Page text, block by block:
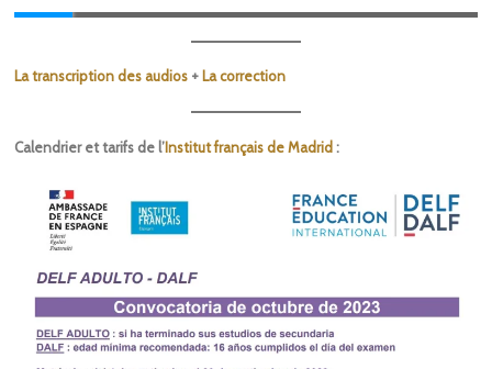
La transcription des audios + La correction
Calendrier et tarifs de l’Institut français de Madrid :